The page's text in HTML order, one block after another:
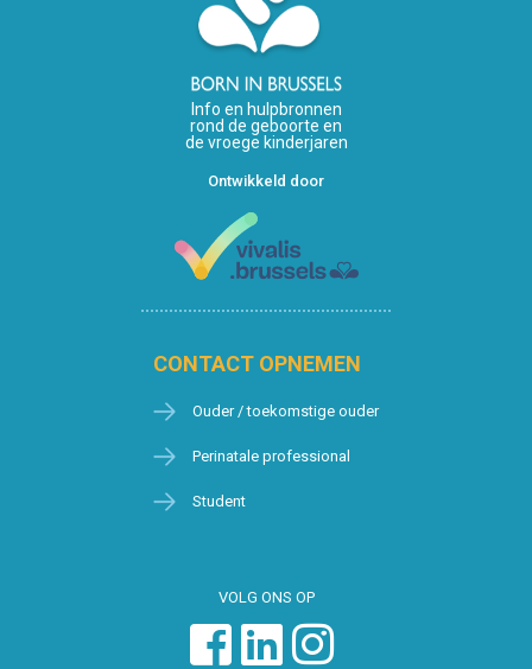
Info en hulpbronnen
rond de geboorte en
de vroege kinderjaren
Ontwikkeld door
CONTACT OPNEMEN
Ouder / toekomstige ouder
Perinatale professional
Student
VOLG ONS OP